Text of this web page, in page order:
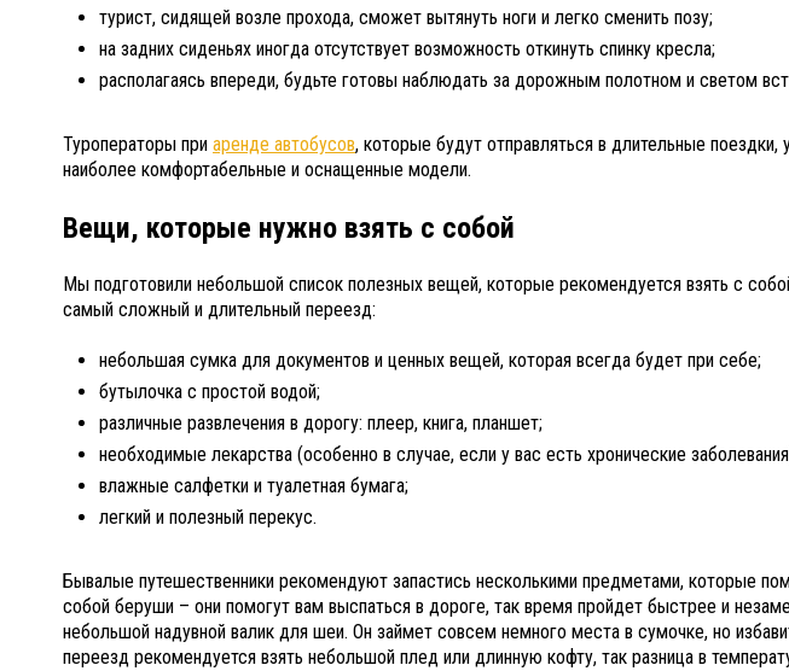
турист, сидящей возле прохода, сможет вытянуть ноги и легко сменить позу;
на задних сиденьях иногда отсутствует возможность откинуть спинку кресла;
располагаясь впереди, будьте готовы наблюдать за дорожным полотном и светом
Туроператоры при аренде автобусов, которые будут отправляться в длительные
наиболее комфортабельные и оснащенные модели.
Вещи, которые нужно взять с собой
Мы подготовили небольшой список полезных вещей, которые рекомендуется взять с
самый сложный и длительный переезд:
небольшая сумка для документов и ценных вещей, которая всегда будет при себе;
бутылочка с простой водой;
различные развлечения в дорогу: плеер, книга, планшет;
необходимые лекарства (особенно в случае, если у вас есть хронические
влажные салфетки и туалетная бумага;
легкий и полезный перекус.
Бывалые путешественники рекомендуют запастись несколькими предметами, которые
собой беруши – они помогут вам выспаться в дороге, так время пройдет быстрее и
небольшой надувной валик для шеи. Он займет совсем немного места в сумочке, но
переезд рекомендуется взять небольшой плед или длинную кофту, так разница в